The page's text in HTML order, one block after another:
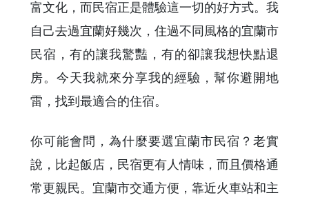
富文化，而民宿正是體驗這一切的好方式。我
自己去過宜蘭好幾次，住過不同風格的宜蘭市
民宿，有的讓我驚豔，有的卻讓我想快點退
房。今天我就來分享我的經驗，幫你避開地
雷，找到最適合的住宿。
你可能會問，為什麼要選宜蘭市民宿？老實
說，比起飯店，民宿更有人情味，而且價格通
常更親民。宜蘭市交通方便，靠近火車站和主